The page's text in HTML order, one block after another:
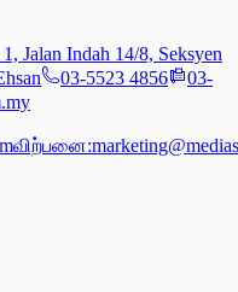
Jalan Indah 14/8, Seksyen
03-5523 4856
03-
விற்பனை: